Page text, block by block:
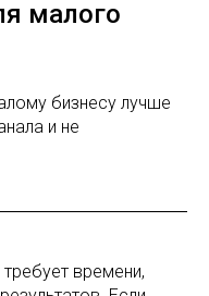
малого
бизнесу лучше
и не
времени,